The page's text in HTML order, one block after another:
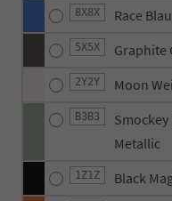
8X8X Race
5X5X Graphite
2Y2Y Moon
B3B3
Metallic
1Z1Z Black